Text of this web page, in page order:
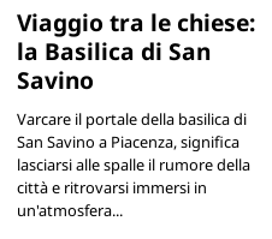
Viaggio tra le chiese:
la Basilica di San
Savino
Varcare il portale della basilica di
San Savino a Piacenza, significa
lasciarsi alle spalle il rumore della
città e ritrovarsi immersi in
un'atmosfera...